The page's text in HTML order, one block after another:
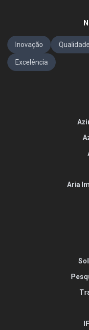
Inovação Qualidade
Excelência
Aria